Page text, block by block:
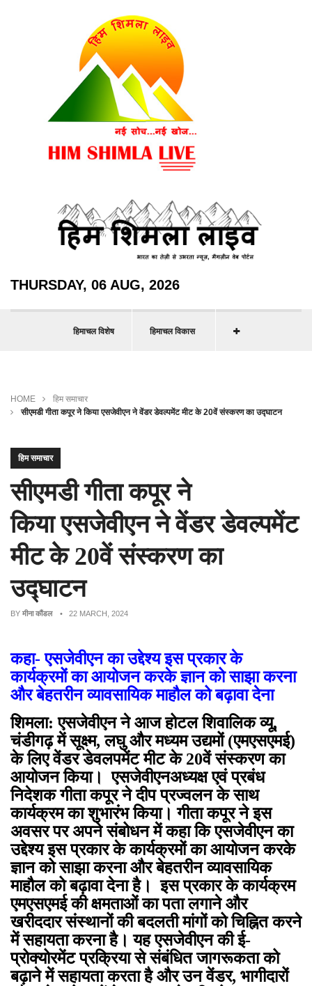
THURSDAY, 06 AUG, 2026
हिमाचल विशेष हिमाचल विकास
HOME
हिम समाचार
सीएमडी गीता कपूर ने किया एसजेवीएन ने वेंडर डेवल्‍पमेंट मीट के 20वें संस्करण का उद्घाटन
हिम समाचार
सीएमडी गीता कपूर ने
किया एसजेवीएन ने वेंडर डेवल्‍पमेंट
मीट के 20वें संस्करण का
उद्घाटन
BY मीना कौंडल • 22 MARCH, 2024
कहा- एसजेवीएन का उद्देश्य इस प्रकार के
कार्यक्रमों का आयोजन करके ज्ञान को साझा करना
और बेहतरीन व्‍यावसायिक माहौल को बढ़ावा देना
शिमला: एसजेवीएन ने आज होटल शिवालिक व्यू,
चंडीगढ़ में सूक्ष्म, लघु और मध्यम उद्यमों (एमएसएमई)
के लिए वेंडर डेवलपमेंट मीट के 20वें संस्करण का
आयोजन किया। एसजेवीएनअध्‍यक्ष एवं प्रबंध
निदेशक गीता कपूर ने दीप प्रज्वलन के साथ
कार्यक्रम का शुभारंभ किया। गीता कपूर ने इस
अवसर पर अपने संबोधन में कहा कि एसजेवीएन का
उद्देश्य इस प्रकार के कार्यक्रमों का आयोजन करके
ज्ञान को साझा करना और बेहतरीन व्‍यावसायिक
माहौल को बढ़ावा देना है। इस प्रकार के कार्यक्रम
एमएसएमई की क्षमताओं का पता लगाने और
खरीददार संस्‍थानों की बदलती मांगों को चिह्न‍ित करने
में सहायता करना है। यह एसजेवीएन की ई-
प्रोक्योरमेंट प्रक्रिया से संबंधित जागरूकता को
बढ़ाने में सहायता करता है और उन वेंडर, भागीदारों